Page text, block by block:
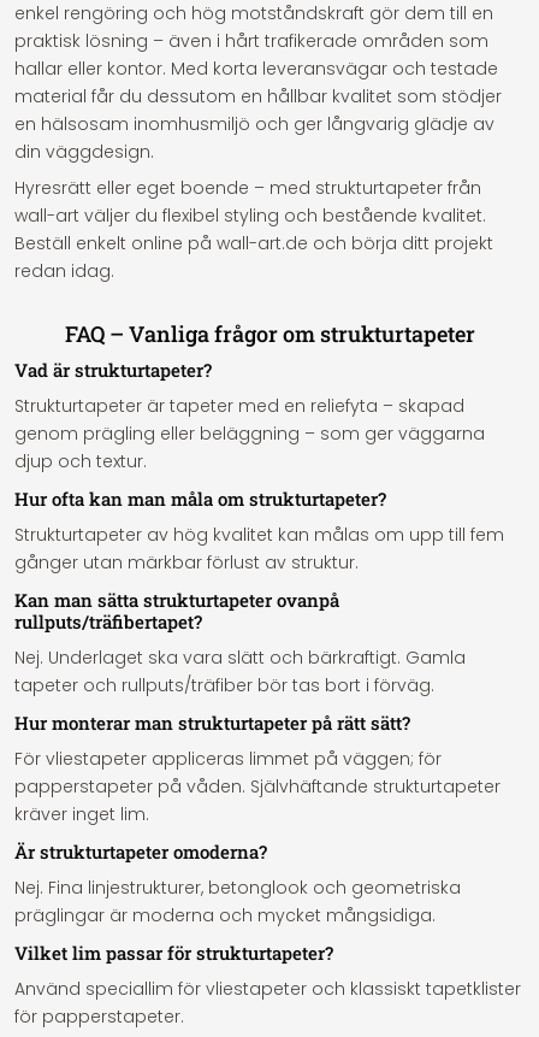
enkel rengöring och hög motståndskraft gör dem till en
praktisk lösning – även i hårt trafikerade områden som
hallar eller kontor. Med korta leveransvägar och testade
material får du dessutom en hållbar kvalitet som stödjer
en hälsosam inomhusmiljö och ger långvarig glädje av
din väggdesign.
Hyresrätt eller eget boende – med strukturtapeter från
wall-art väljer du flexibel styling och bestående kvalitet.
Beställ enkelt online på wall-art.de och börja ditt projekt
redan idag.
FAQ – Vanliga frågor om strukturtapeter
Vad är strukturtapeter?
Strukturtapeter är tapeter med en reliefyta – skapad
genom prägling eller beläggning – som ger väggarna
djup och textur.
Hur ofta kan man måla om strukturtapeter?
Strukturtapeter av hög kvalitet kan målas om upp till fem
gånger utan märkbar förlust av struktur.
Kan man sätta strukturtapeter ovanpå
rullputs/träfibertapet?
Nej. Underlaget ska vara slätt och bärkraftigt. Gamla
tapeter och rullputs/träfiber bör tas bort i förväg.
Hur monterar man strukturtapeter på rätt sätt?
För vliestapeter appliceras limmet på väggen; för
papperstapeter på våden. Självhäftande strukturtapeter
kräver inget lim.
Är strukturtapeter omoderna?
Nej. Fina linjestrukturer, betonglook och geometriska
präglingar är moderna och mycket mångsidiga.
Vilket lim passar för strukturtapeter?
Använd speciallim för vliestapeter och klassiskt tapetklister
för papperstapeter.